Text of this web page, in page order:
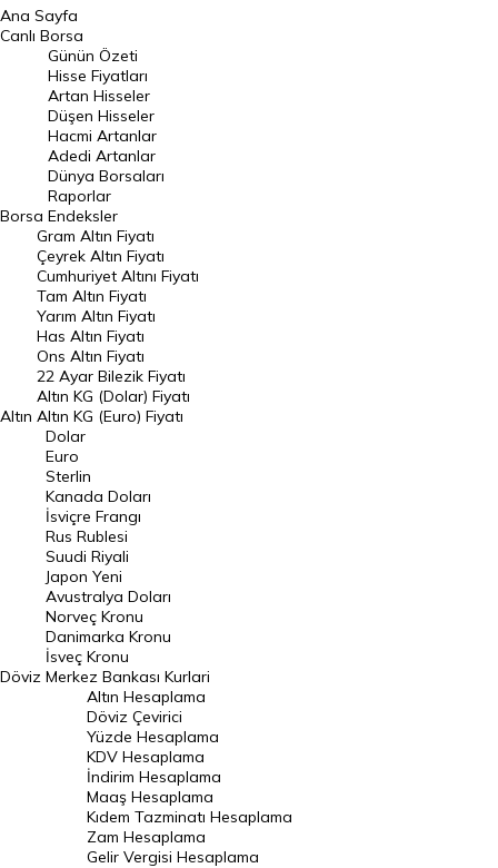
BIST 100 Hisseleri
En Çok Artan Hisseler
En Çok Düşen Hisseler
Hacmi Artanlar
Geçmiş Kapanışlar
Dünya Borsaları
Raporlar
Endeksler
DÖVİZ
Döviz Kuru
Dolar Kuru
Euro Kuru
Pound Kuru
Frank Kuru
Riyal Kuru
Avustralya Doları
Danimarka Kronu Kuru
Kanada Doları Kuru
Norveç Kronu Kuru
İsveç Kronu Kuru
Japon Yeni Kuru
Serbest Piyasa Döviz Kurları
Merkez Bankası Döviz Kurları
Ana Sayfa
Canlı Borsa
Borsa
Günün Özeti
Hisse Fiyatları
Artan Hisseler
Düşen Hisseler
Hacmi Artanlar
Adedi Artanlar
Dünya Borsaları
Raporlar
Endeksler
Altın
Gram Altın Fiyatı
Çeyrek Altın Fiyatı
Cumhuriyet Altını Fiyatı
Tam Altın Fiyatı
Yarım Altın Fiyatı
Has Altın Fiyatı
Ons Altın Fiyatı
22 Ayar Bilezik Fiyatı
Altın KG (Dolar) Fiyatı
Altın KG (Euro) Fiyatı
Döviz
Dolar
Euro
Sterlin
Kanada Doları
İsviçre Frangı
Rus Rublesi
Suudi Riyali
Japon Yeni
Avustralya Doları
Norveç Kronu
Danimarka Kronu
İsveç Kronu
Merkez Bankası Kurlari
Altın Hesaplama
Döviz Çevirici
Yüzde Hesaplama
KDV Hesaplama
İndirim Hesaplama
Maaş Hesaplama
Kıdem Tazminatı Hesaplama
Zam Hesaplama
Gelir Vergisi Hesaplama